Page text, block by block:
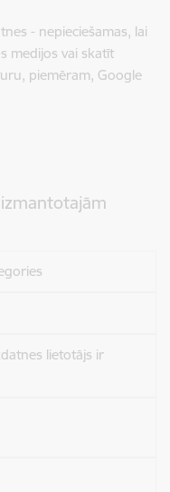
- nepieciešamas, lai
medijos vai skatīt
piemēram, Google
lietotājs ir